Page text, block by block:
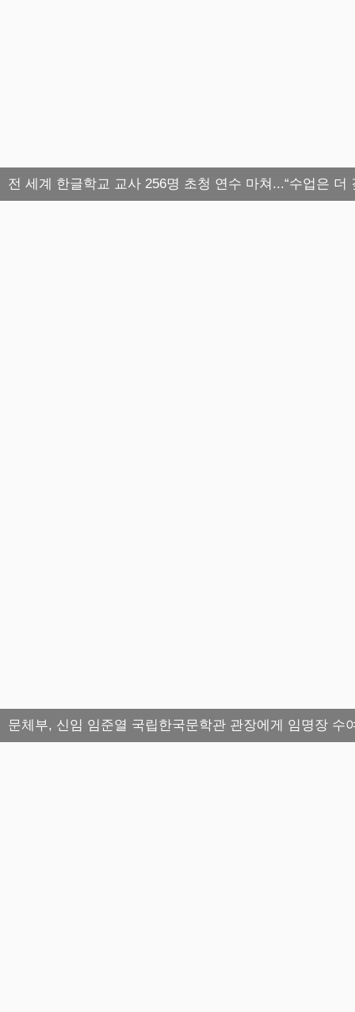
전 세계 한글학교 교사 256명 초청 연수 마쳐...“수업은 더
문체부, 신임 임준열 국립한국문학관 관장에게 임명장 수